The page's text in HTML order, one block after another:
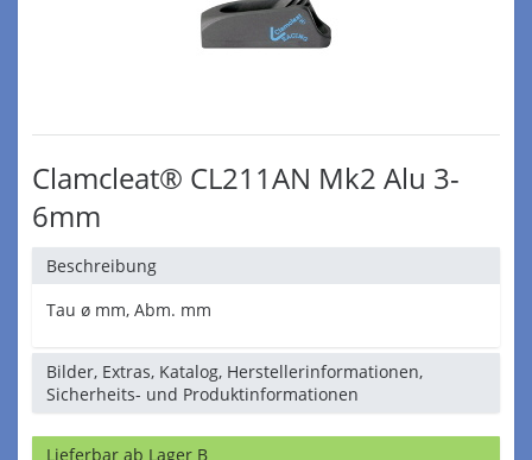
Clamcleat® CL211AN Mk2 Alu 3-
6mm
Beschreibung
Tau ø mm, Abm. mm
Bilder, Extras, Katalog, Herstellerinformationen,
Sicherheits- und Produktinformationen
Lieferbar ab Lager B